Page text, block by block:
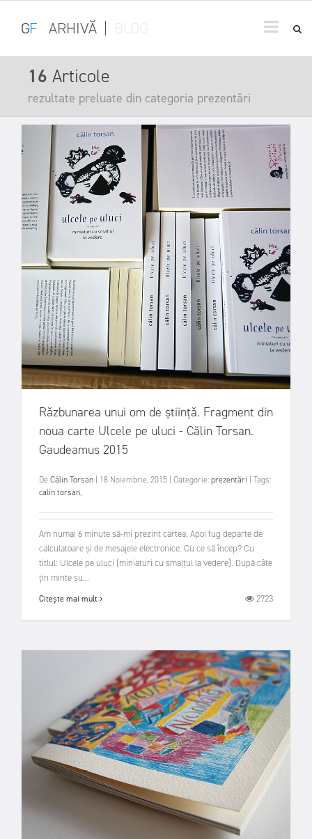
GF ARHIVĂ
16 Articole
rezultate preluate din categoria prezentări
Răzbunarea unui om de știință. Fragment din
noua carte Ulcele pe uluci - Călin Torsan.
Gaudeamus 2015
De Călin Torsan 18 Noiembrie, 2015 Categorie:prezentări
Tags:
calin torsan,
Am numai 6 minute să-mi prezint cartea. Apoi fug departe de
calculatoare și de mesajele electronice. Cu ce să încep? Cu
titlul: Ulcele pe uluci (miniaturi cu smalțul la vedere). După câte
țin minte su...
Citește mai mult 2723